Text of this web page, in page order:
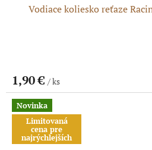
Vodiace koliesko reťaze
1,90 € / ks
Novinka
Limitovaná
cena pre
najrýchlejších